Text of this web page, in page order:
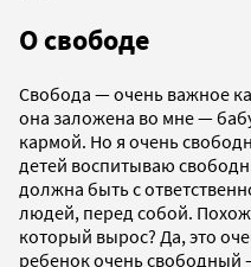
О свободе
Свобода — очень важное
она заложена во мне —
кармой. Но я очень
детей воспитываю
должна быть с
людей, перед собой.
который вырос? Да, это
ребенок очень свободный